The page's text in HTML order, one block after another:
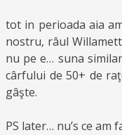
tot in perioada aia
nostru, râul
nu pe e… suna similar
cârfului de 50+ de
gâşte.
PS later… nu’s ce am